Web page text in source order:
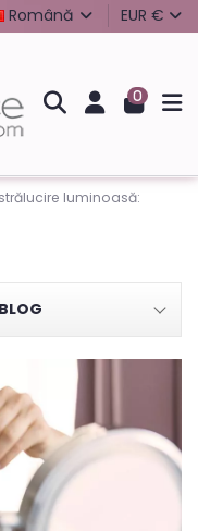
Română EUR €
0
luminoasă: